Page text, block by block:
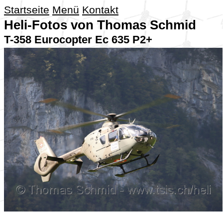
Startseite Menü Kontakt
Heli-Fotos von Thomas Schmid
T-358 Eurocopter Ec 635 P2+